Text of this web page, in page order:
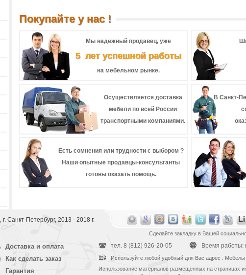
Покупайте у нас !
Мы надёжный продавец, уже
5 лет успешной работы
на мебельном рынке.
Осуществляется доставка
мебели по всей России
транспортными компаниями.
В Санкт-
Есть сомнения или трудности с выбором ?
Наши опытные продавцы-консультанты
готовы оказать помощь.
, г. Санкт-Петербург, 2013 - 2018 г.
Доставка и оплата
Как сделать заказ
Гарантия
Сделайте закладку в Вашей
тел. 8 (812) 926-20-05 Время работы:
Используйте любой удобный для Вас адрес :
Использование материалов размещённых на страницах